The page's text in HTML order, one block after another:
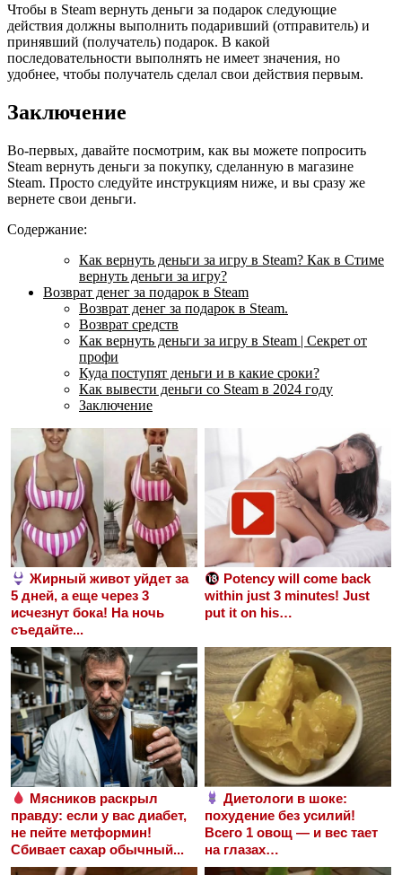
Чтобы в Steam вернуть деньги за подарок следующие
действия должны выполнить подаривший (отправитель) и
принявший (получатель) подарок. В какой
последовательности выполнять не имеет значения, но
удобнее, чтобы получатель сделал свои действия первым.
Заключение
Во-первых, давайте посмотрим, как вы можете попросить
Steam вернуть деньги за покупку, сделанную в магазине
Steam. Просто следуйте инструкциям ниже, и вы сразу же
вернете свои деньги.
Содержание:
Как вернуть деньги за игру в Steam? Как в Стиме
вернуть деньги за игру?
Возврат денег за подарок в Steam
Возврат денег за подарок в Steam.
Возврат средств
Как вернуть деньги за игру в Steam | Секрет от
профи
Куда поступят деньги и в какие сроки?
Как вывести деньги со Steam в 2024 году
Заключение
Жирный живот уйдет за
5 дней, а еще через 3
исчезнут бока! На ночь
съедайте...
Potency will come back
within just 3 minutes! Just
put it on his…
Мясников раскрыл
правду: если у вас диабет,
не пейте метформин!
Сбивает сахар обычный...
Диетологи в шоке:
похудение без усилий!
Всего 1 овощ — и вес тает
на глазах…